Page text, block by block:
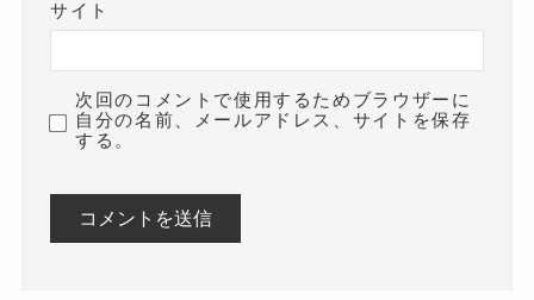
サイト
次回のコメントで使用するためブラウザーに
自分の名前、メールアドレス、サイトを保存
する。